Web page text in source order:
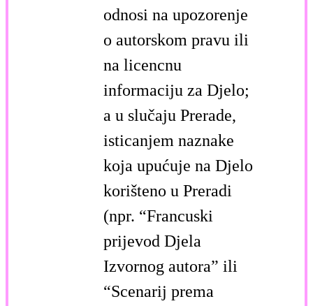
odnosi na upozorenje
o autorskom pravu ili
na licencnu
informaciju za Djelo;
a u slučaju Prerade,
isticanjem naznake
koja upućuje na Djelo
korišteno u Preradi
(npr. “Francuski
prijevod Djela
Izvornog autora” ili
“Scenarij prema